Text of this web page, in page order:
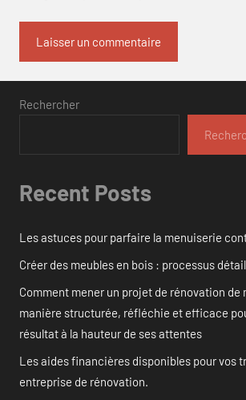
Rechercher
Recent Posts
Les astuces pour parfaire la menuiserie
Créer des meubles en bois : processus
Comment mener un projet de rénovation de
manière structurée, réfléchie et efficace
résultat à la hauteur de ses attentes
Les aides financières disponibles pour vos
entreprise de rénovation.